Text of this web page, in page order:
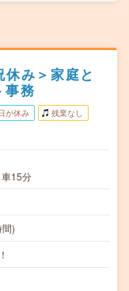
み＞家庭と
事務
が休み 残業なし
15分
)